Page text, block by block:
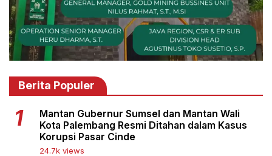
Berita Populer
Mantan Gubernur Sumsel dan Mantan Wali
Kota Palembang Resmi Ditahan dalam Kasus
Korupsi Pasar Cinde
24.7k views